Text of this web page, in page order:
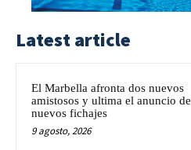
Latest article
El Marbella afronta dos nuevos
amistosos y ultima el anuncio de
nuevos fichajes
9 agosto, 2026